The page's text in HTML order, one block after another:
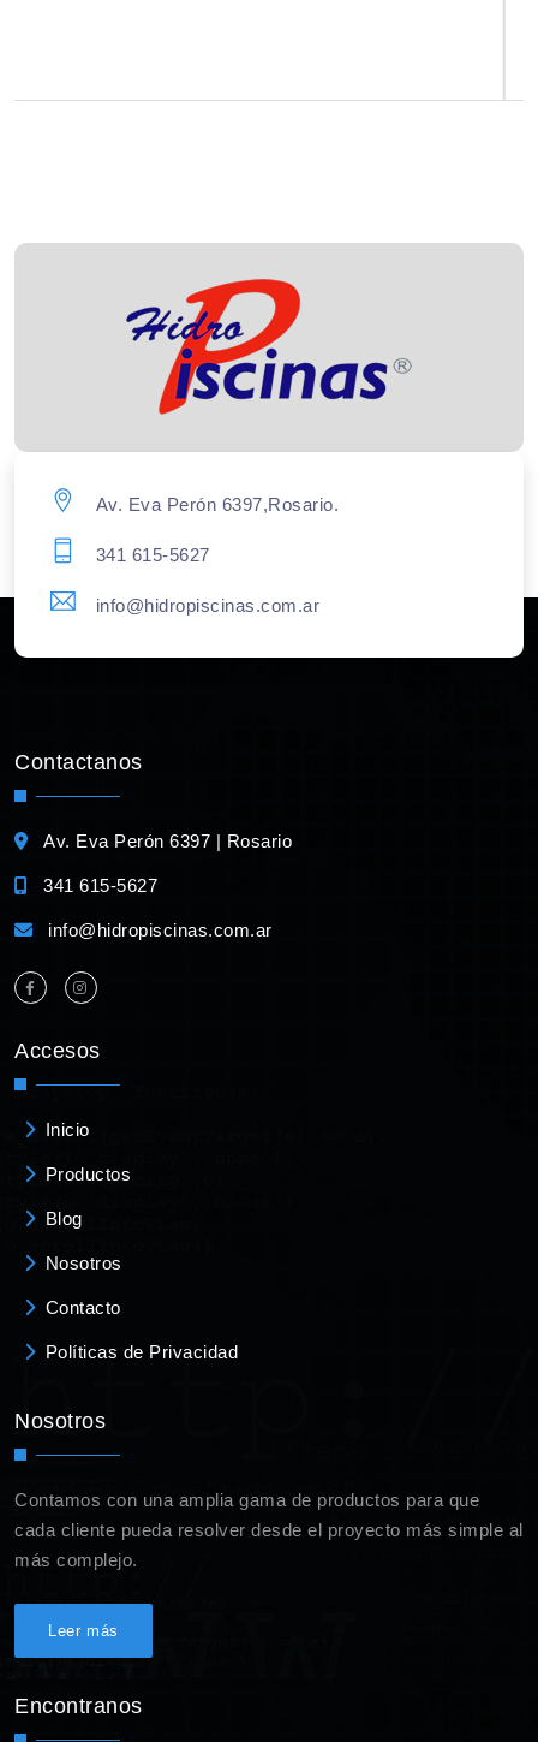
Av. Eva Perón 6397,Rosario.
341 615-5627
info@hidropiscinas.com.ar
Contactanos
Av. Eva Perón 6397 | Rosario
341 615-5627
info@hidropiscinas.com.ar
Accesos
Inicio
Productos
Blog
Nosotros
Contacto
Políticas de Privacidad
Nosotros
Contamos con una amplia gama de productos para que
cada cliente pueda resolver desde el proyecto más simple al
más complejo.
Leer más
Encontranos